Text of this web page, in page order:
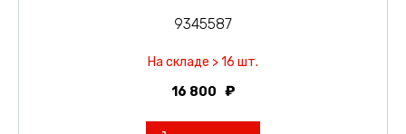
9345587
На складе > 16 шт.
16 800